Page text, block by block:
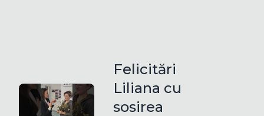
Felicitări
Liliana cu
sosirea